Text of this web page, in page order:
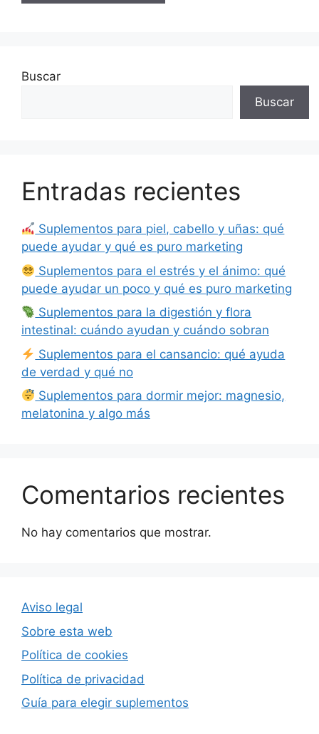
Buscar
Buscar
Entradas recientes
Suplementos para piel, cabello y uñas: qué
puede ayudar y qué es puro marketing
Suplementos para el estrés y el ánimo: qué
puede ayudar un poco y qué es puro marketing
Suplementos para la digestión y flora
intestinal: cuándo ayudan y cuándo sobran
Suplementos para el cansancio: qué ayuda
de verdad y qué no
Suplementos para dormir mejor: magnesio,
melatonina y algo más
Comentarios recientes
No hay comentarios que mostrar.
Aviso legal
Sobre esta web
Política de cookies
Política de privacidad
Guía para elegir suplementos